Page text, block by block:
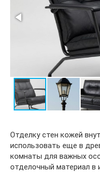
Отделку стен кожей
использовать еще в
комнаты для важных
отделочный материал в